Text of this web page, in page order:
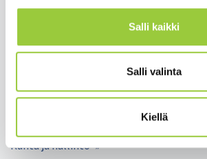
Salli kaikki
Salli valinta
Kiellä
Asuminen ja ympäristö
Varhaiskasvatus ja opetus
Matkailu ja vapaa-aika
Kunta ja hallinto